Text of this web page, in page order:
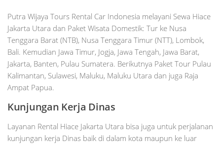
Putra Wijaya Tours Rental Car Indonesia melayani Sewa Hiace
Jakarta Utara dan Paket Wisata Domestik: Tur ke Nusa
Tenggara Barat (NTB), Nusa Tenggara Timur (NTT), Lombok,
Bali. Kemudian Jawa Timur, Jogja, Jawa Tengah, Jawa Barat,
Jakarta, Banten, Pulau Sumatera. Berikutnya Paket Tour Pulau
Kalimantan, Sulawesi, Maluku, Maluku Utara dan juga Raja
Ampat Papua.
Kunjungan Kerja Dinas
Layanan Rental Hiace Jakarta Utara bisa juga untuk perjalanan
kunjungan kerja Dinas baik di dalam kota maupun ke luar